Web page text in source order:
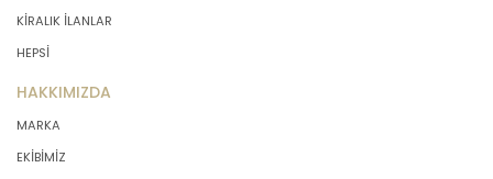
KİRALIK İLANLAR
HEPSİ
HAKKIMIZDA
MARKA
EKİBİMİZ